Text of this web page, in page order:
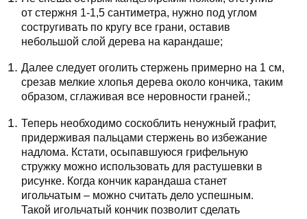
от стержня 1-1,5 сантиметра, нужно под углом
состругивать по кругу все грани, оставив
небольшой слой дерева на карандаше;
Далее следует оголить стержень примерно на 1 см,
срезав мелкие хлопья дерева около кончика, таким
образом, сглаживая все неровности граней.;
Теперь необходимо соскоблить ненужный графит,
придерживая пальцами стержень во избежание
надлома. Кстати, осыпавшуюся грифельную
стружку можно использовать для растушевки в
рисунке. Когда кончик карандаша станет
игольчатым – можно считать дело успешным.
Такой игольчатый кончик позволит сделать